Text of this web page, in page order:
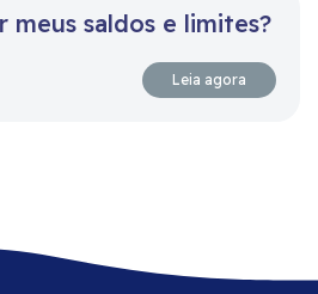
meus saldos e limites?
Leia agora